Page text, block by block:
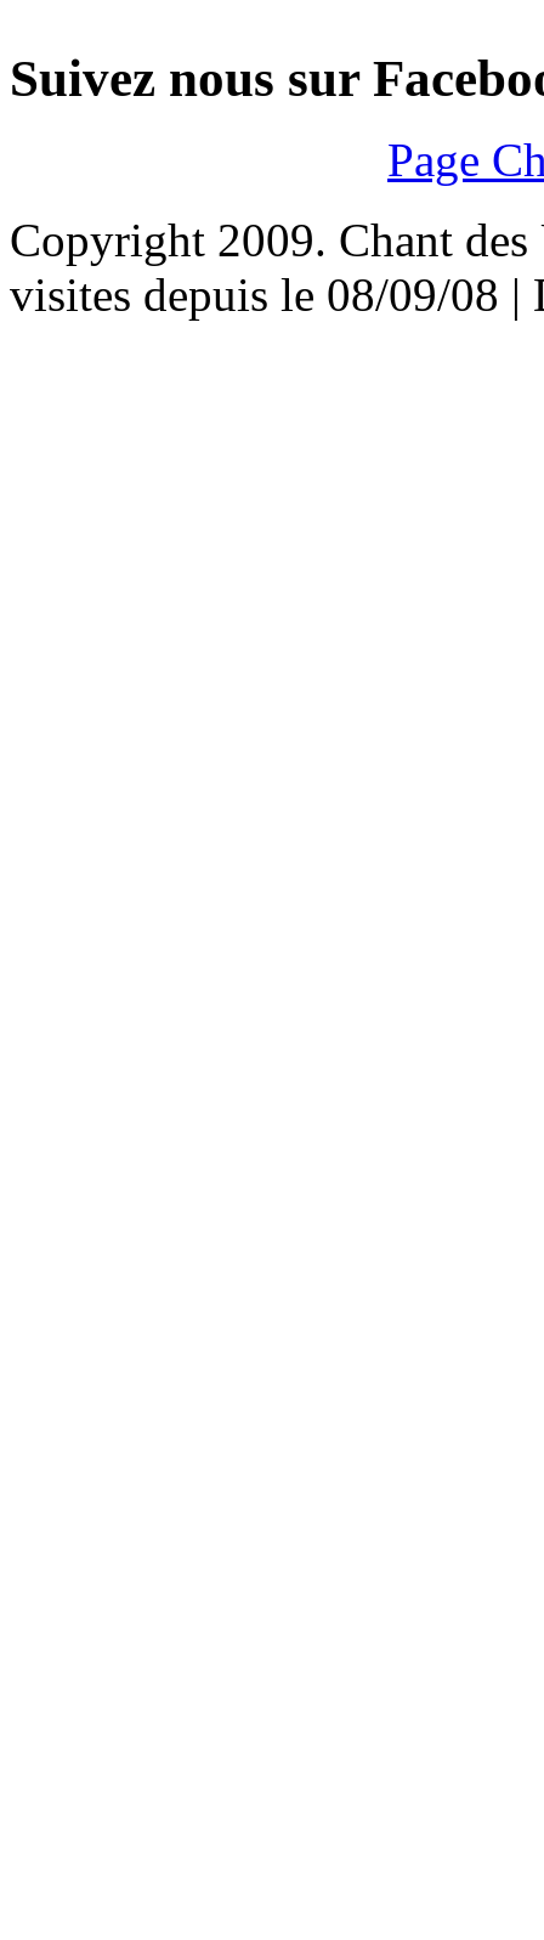
Suivez nous sur
Page
Copyright 2009. Chant des
visites depuis le 08/09/08